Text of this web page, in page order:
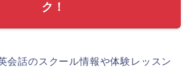
ク！
会話のスクール情報や体験レッスン